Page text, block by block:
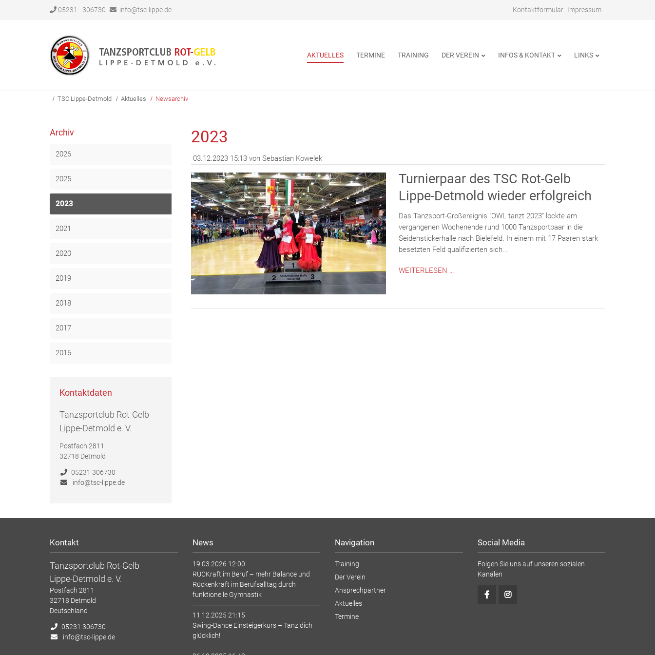
05231 - 306730 info@tsc-lippe.de
Navigation
Kontaktformular Impressum
Navigation
überspringen
AKTUELLES TERMINE TRAINING DER VEREIN INFOS & KONTAKT LINKS
TSC Lippe-Detmold Aktuelles Newsarchiv
2023
03.12.2023 15:13 von Sebastian Kowelek
Turnierpaar des TSC Rot-Gelb
Lippe-Detmold wieder erfolgreich
Das Tanzsport-Großereignis "OWL tanzt 2023" lockte am
vergangenen Wochenende rund 1000 Tanzsportpaar in die
Seidenstickerhalle nach Bielefeld. In einem mit 17 Paaren stark
besetzten Feld qualifizierten sich...
WEITERLESEN …
Archiv
2026
2025
2023
2021
2020
2019
2018
2017
2016
Kontaktdaten
Tanzsportclub Rot-Gelb
Lippe-Detmold e. V.
Postfach 2811
32718 Detmold
05231 306730
info@tsc-lippe.de
Kontakt
Tanzsportclub Rot-Gelb
Lippe-Detmold e. V.
Postfach 2811
32718 Detmold
Deutschland
05231 306730
info@tsc-lippe.de
News
19.03.2026 12:00
RÜCKraft im Beruf – mehr Balance und
Rückenkraft im Berufsalltag durch
funktionelle Gymnastik
11.12.2025 21:15
Swing-Dance Einsteigerkurs – Tanz dich
glücklich!
Navigation
Navigation
überspringen
Training
Der Verein
Ansprechpartner
Aktuelles
Termine
Social Media
Folgen Sie uns auf unseren sozialen
Kanälen